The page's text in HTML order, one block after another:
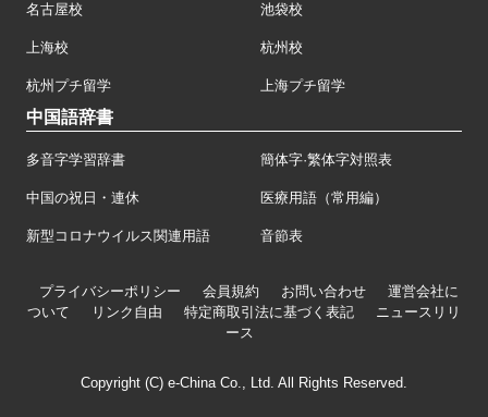
名古屋校 池袋校
上海校 杭州校
杭州プチ留学 上海プチ留学
中国語辞書
多音字学習辞書 簡体字·繁体字対照表
中国の祝日・連休 医療用語（常用編）
新型コロナウイルス関連用語 音節表
プライバシーポリシー 会員規約 お問い合わせ
運営会社に
ついて
リンク自由 特定商取引法に基づく表記
ニュースリリ
ース
Copyright (C) e-China Co., Ltd. All Rights Reserved.